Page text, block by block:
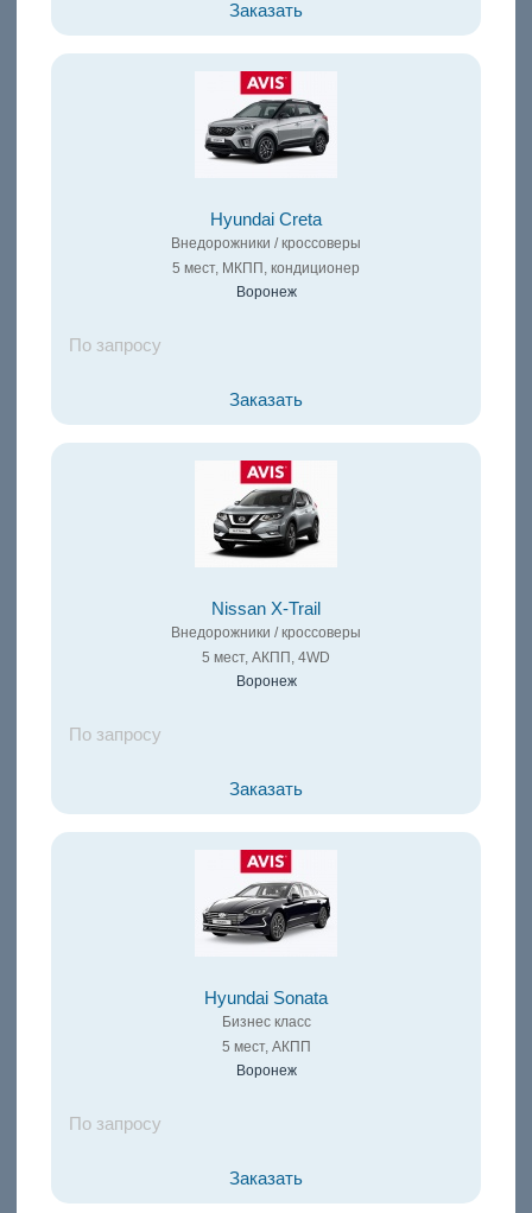
Заказать
Hyundai Creta
Внедорожники / кроссоверы
5 мест, МКПП, кондиционер
Воронеж
По запросу
Заказать
Nissan X-Trail
Внедорожники / кроссоверы
5 мест, АКПП, 4WD
Воронеж
По запросу
Заказать
Hyundai Sonata
Бизнес класс
5 мест, АКПП
Воронеж
По запросу
Заказать